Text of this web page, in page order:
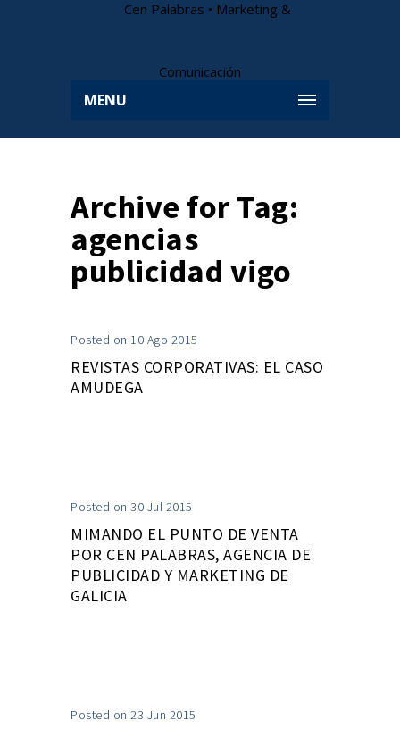
MENU
Archive for Tag:
agencias
publicidad vigo
Posted on 10 Ago 2015
REVISTAS CORPORATIVAS: EL CASO
AMUDEGA
Posted on 30 Jul 2015
MIMANDO EL PUNTO DE VENTA
POR CEN PALABRAS, AGENCIA DE
PUBLICIDAD Y MARKETING DE
GALICIA
Posted on 23 Jun 2015